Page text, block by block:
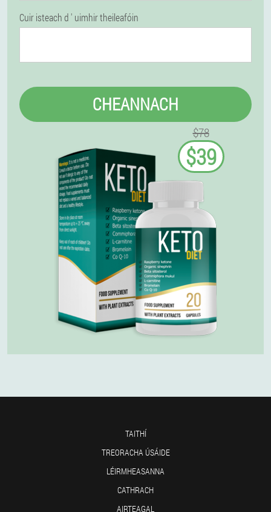
Cuir isteach d ' uimhir theileafóin
CHEANNACH
$78
$39
TAITHÍ
TREORACHA ÚSÁIDE
LÉIRMHEASANNA
CATHRACH
AIRTEAGAL